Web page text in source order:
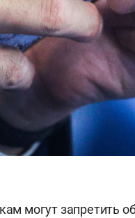
могут запретить